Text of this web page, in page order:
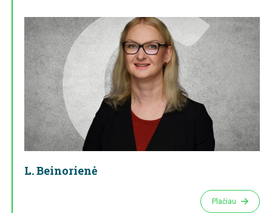
L. Beinorienė
Plačiau